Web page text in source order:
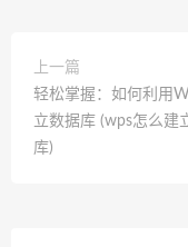
上一篇
轻松掌握：如何利用
立数据库 (wps怎么建
库)